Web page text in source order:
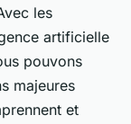
les
artificielle
pouvons
majeures
et